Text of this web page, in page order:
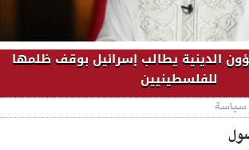
الدينية يطالب إسرائيل بوقف ظلمها
للفلسطينيين
سياسة